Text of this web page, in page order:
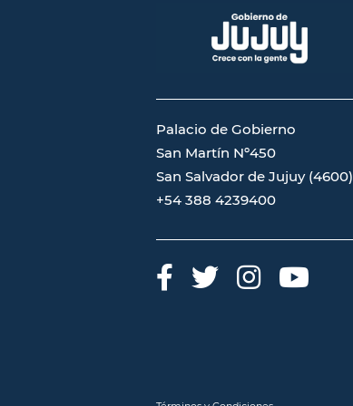
Palacio de Gobierno
San Martín Nº450
San Salvador de Jujuy (4600)
+54 388 4239400